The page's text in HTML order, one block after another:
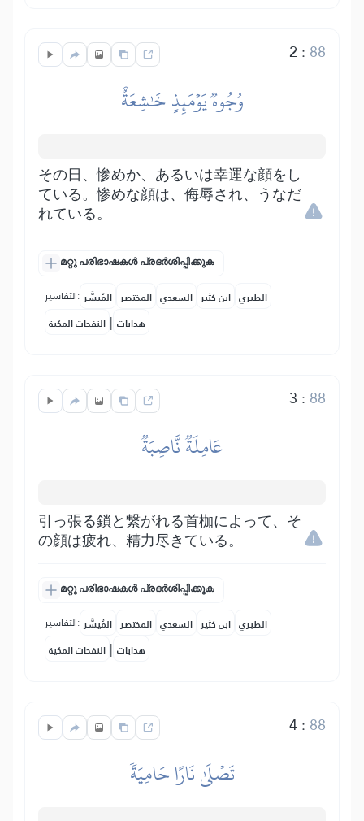
2 : 88
وُجُوهٞ يَوۡمَئِذٍ خَٰشِعَةٌ
その日、惨めか、あるいは幸運な顔をし
ている。惨めな顔は、侮辱され、うなだ
れている。
മറ്റു പരിഭാഷകൾ പ്രദർശിപ്പിക്കുക
التفاسير: المُيسَّر المختصر السعدي ابن كثير الطبري
النفحات المكية | هدايات
3 : 88
عَامِلَةٞ نَّاصِبَةٞ
引っ張る鎖と繋がれる首枷によって、そ
の顔は疲れ、精力尽きている。
മറ്റു പരിഭാഷകൾ പ്രദർശിപ്പിക്കുക
التفاسير: المُيسَّر المختصر السعدي ابن كثير الطبري
النفحات المكية | هدايات
4: 88
تَصۡلَىٰ نَارًا حَامِيَةٗ